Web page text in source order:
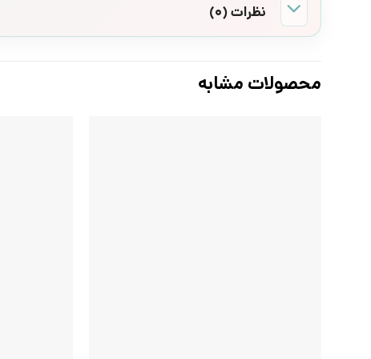
نظرات (0)
محصولات مشابه